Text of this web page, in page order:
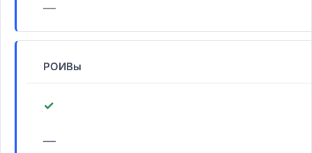
—
РОИВы
✓
—